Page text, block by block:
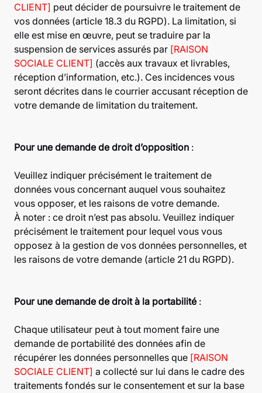
CLIENT] peut décider de poursuivre le traitement de
vos données (article 18.3 du RGPD). La limitation, si
elle est mise en œuvre, peut se traduire par la
suspension de services assurés par [RAISON
SOCIALE CLIENT] (accès aux travaux et livrables,
réception d’information, etc.). Ces incidences vous
seront décrites dans le courrier accusant réception de
votre demande de limitation du traitement.
Pour une demande de droit d’opposition :
Veuillez indiquer précisément le traitement de
données vous concernant auquel vous souhaitez
vous opposer, et les raisons de votre demande.
À noter : ce droit n’est pas absolu. Veuillez indiquer
précisément le traitement pour lequel vous vous
opposez à la gestion de vos données personnelles, et
les raisons de votre demande (article 21 du RGPD).
Pour une demande de droit à la portabilité:
Chaque utilisateur peut à tout moment faire une
demande de portabilité des données afin de
récupérer les données personnelles que [RAISON
SOCIALE CLIENT] a collecté sur lui dans le cadre des
traitements fondés sur le consentement et sur la base